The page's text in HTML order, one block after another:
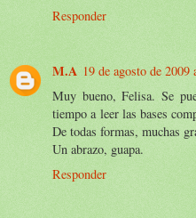
Responder
M.A 19 de agosto de 2009
Muy bueno, Felisa. Se
tiempo a leer las bases
De todas formas, muchas
Un abrazo, guapa.
Responder